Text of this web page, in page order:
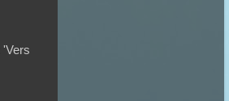
'Vers